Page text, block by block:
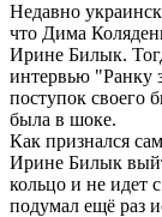
Недавно
что Дима
Ирине Билык.
интервью "Ранку
поступок своего
была в шоке.
Как признался
Ирине Билык
кольцо и не идет
подумал ещё раз